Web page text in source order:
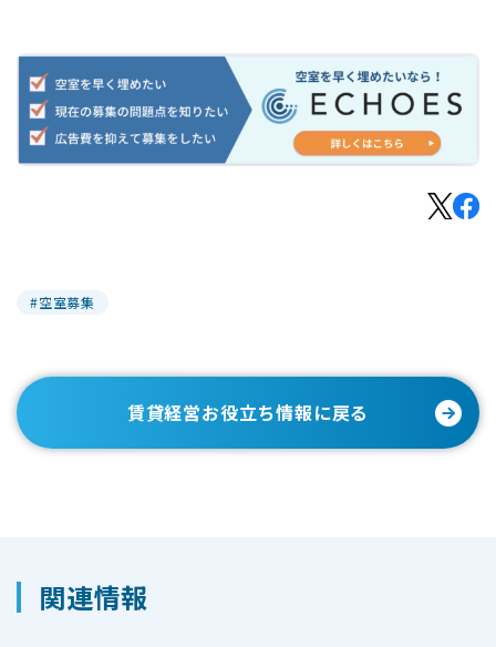
空室募集
賃貸経営お役立ち情報に戻る
関連情報